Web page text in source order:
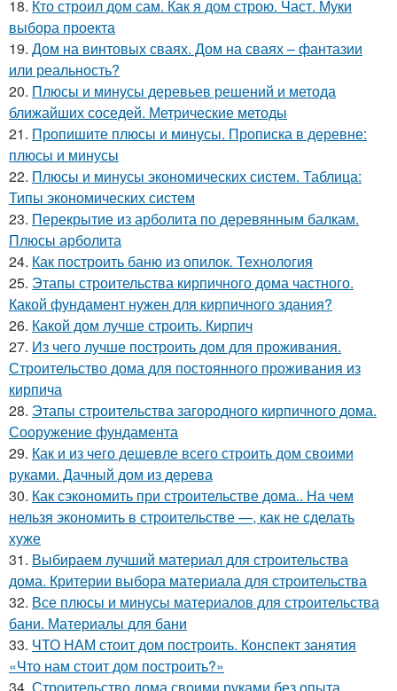
18. Кто строил дом сам. Как я дом строю. Част. Муки
выбора проекта
19. Дом на винтовых сваях. Дом на сваях – фантазии
или реальность?
20. Плюсы и минусы деревьев решений и метода
ближайших соседей. Метрические методы
21. Пропишите плюсы и минусы. Прописка в деревне:
плюсы и минусы
22. Плюсы и минусы экономических систем. Таблица:
Типы экономических систем
23. Перекрытие из арболита по деревянным балкам.
Плюсы арболита
24. Как построить баню из опилок. Технология
25. Этапы строительства кирпичного дома частного.
Какой фундамент нужен для кирпичного здания?
26. Какой дом лучше строить. Кирпич
27. Из чего лучше построить дом для проживания.
Строительство дома для постоянного проживания из
кирпича
28. Этапы строительства загородного кирпичного дома.
Сооружение фундамента
29. Как и из чего дешевле всего строить дом своими
руками. Дачный дом из дерева
30. Как сэкономить при строительстве дома.. На чем
нельзя экономить в строительстве —, как не сделать
хуже
31. Выбираем лучший материал для строительства
дома. Критерии выбора материала для строительства
32. Все плюсы и минусы материалов для строительства
бани. Материалы для бани
33. ЧТО НАМ стоит дом построить. Конспект занятия
«Что нам стоит дом построить?»